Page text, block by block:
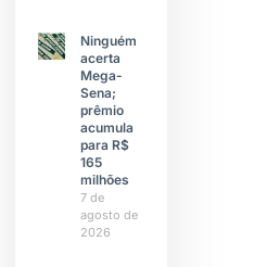
Ninguém
acerta
Mega-
Sena;
prêmio
acumula
para R$
165
milhões
7 de
agosto de
2026